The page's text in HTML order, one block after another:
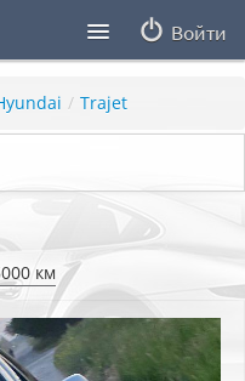
Войти
/ Trajet
км